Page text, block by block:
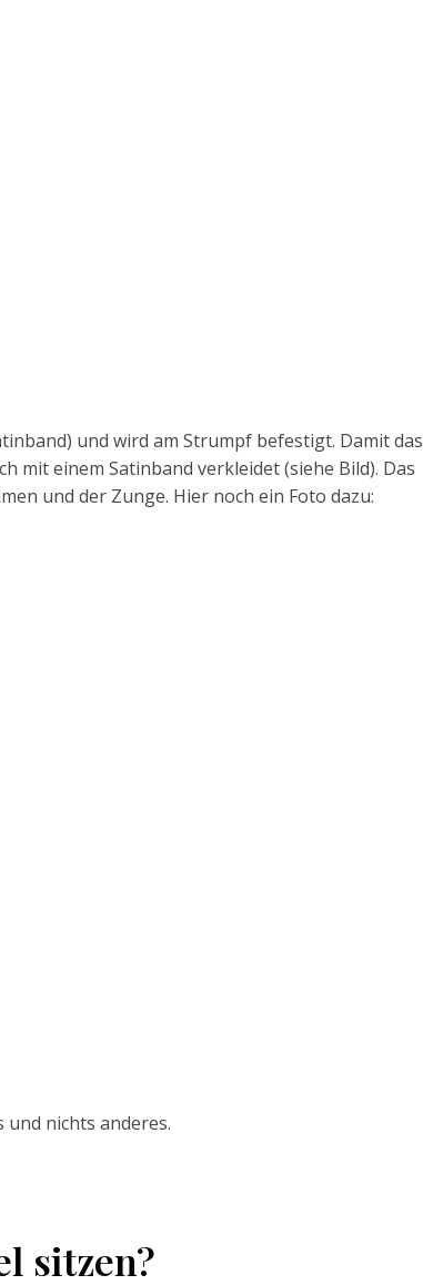
und wird am Strumpf befestigt. Damit das
mit einem Satinband verkleidet (siehe Bild). Das
und der Zunge. Hier noch ein Foto dazu:
und nichts anderes.
sitzen?